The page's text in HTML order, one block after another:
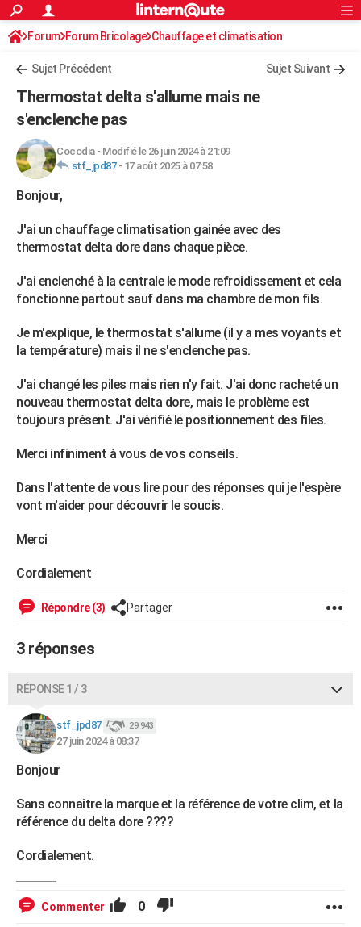
ACTUALITÉS
Politique
Société
Faits Divers
Education
Monde
Villes
+
Programme TV
Streaming
Cinéma
Sorties cinéma
Musique
FINANCE
Retraite
Impôts
Epargne
Immobilier
Risques naturels par ville
Banque
Assurance
Crédit
AUTO
Essais
Réserver un essai
Citadines
Berlines
SUV
Forum auto
HIGH-TECH
Forum
Aménagement intérieur
Extérieur
Cuisine
Salle de bains
Jardinage
Rangement
WEEK-END
Guides de France
Escapades
Patrimoine
Expositions
Musées
Week-end nature
LIFESTYLE
Alimentation
Guide de la santé
Maladies
Médicaments
Sommeil
VOYAGE
Destinations
City break
Voyage nature
Voyage de noces
Forum
Climat
PHOTO
GUIDES D'ACHAT
BONS PLANS
Carte de Noël
Carte Bonne année
Carte Saint-Valentin
Carte Pâques
Carte d'anniversaire
DICTIONNAIRE
Dictionnaire
Biographies
Citations
Expressions
Proverbes
PROGRAMME TV
COPAINS D'AVANT
S'inscrire
Se connecter
Lycées
Collèges
Primaires
Universités
Entreprises
Service militaire
Avis de recherche
AVIS DE DÉCÈS
FORUM
Rechercher
S'inscrire
Connexion
Forum Forum Bricolage Chauffage et climatisation
Clim - Pompe à chaleur / réversible
Sujet Précédent Sujet Suivant
Thermostat delta s'allume mais ne
s'enclenche pas
Cocodia- Modifié le 26 juin 2024 à 21:09
stf_jpd87- 17 août 2025 à 07:58
Bonjour,
J'ai un chauffage climatisation gainée avec des
thermostat delta dore dans chaque pièce.
J'ai enclenché à la centrale le mode refroidissement et cela
fonctionne partout sauf dans ma chambre de mon fils.
Je m'explique, le thermostat s'allume (il y a mes voyants et
la température) mais il ne s'enclenche pas.
J'ai changé les piles mais rien n'y fait. J'ai donc racheté un
nouveau thermostat delta dore, mais le problème est
toujours présent. J'ai vérifié le positionnement des files.
Merci infiniment à vous de vos conseils.
Dans l'attente de vous lire pour des réponses qui je l'espère
vont m'aider pour découvrir le soucis.
Merci
Cordialement
Répondre (3) Partager
3 réponses
RÉPONSE 1 / 3
stf_jpd87 29 943
27 juin 2024 à 08:37
Bonjour
Sans connaitre la marque et la référence de votre clim, et la
référence du delta dore ????
Cordialement.
Commenter 0